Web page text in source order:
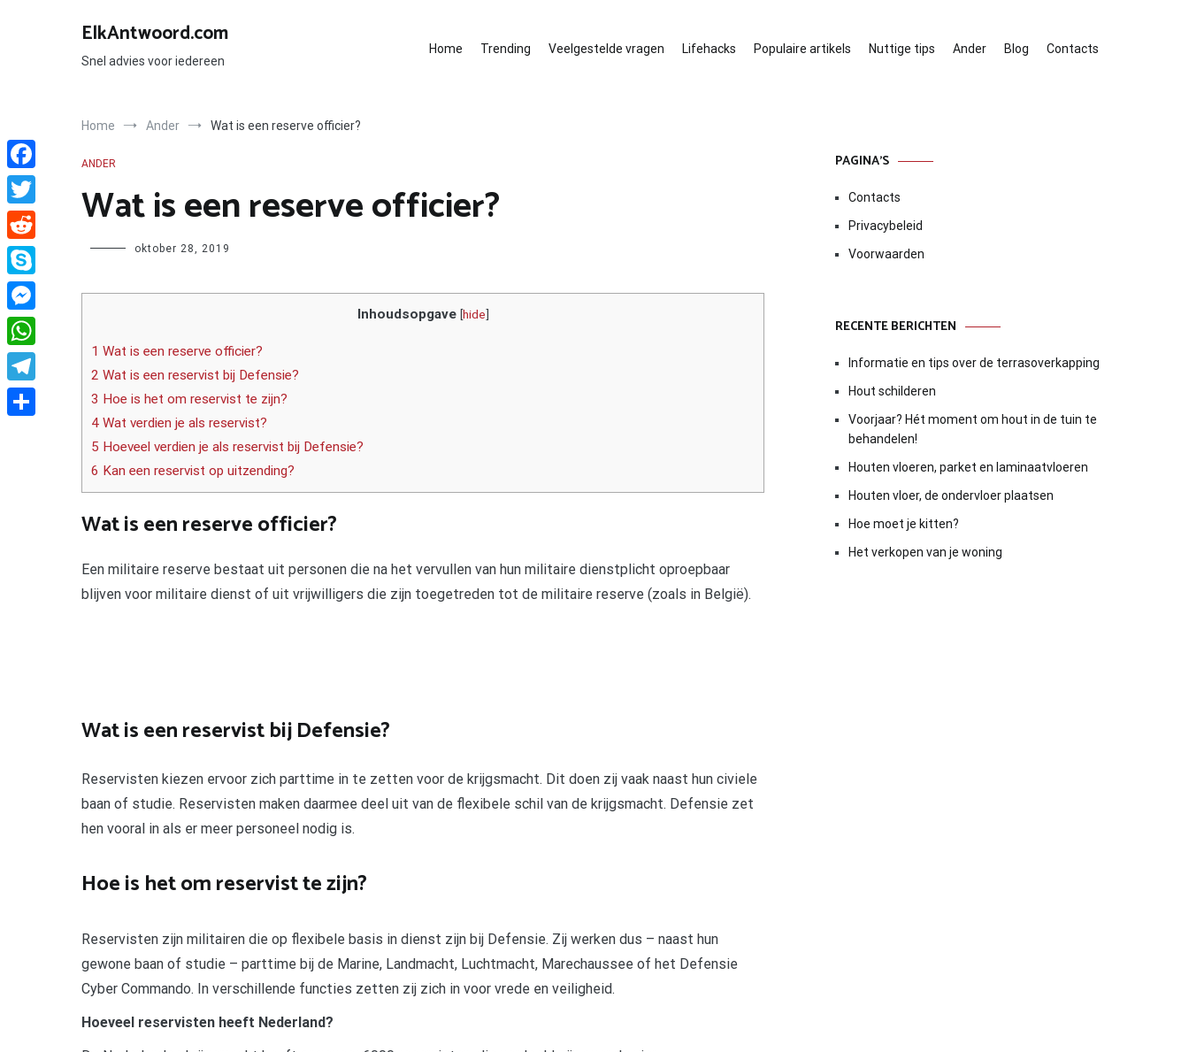
ElkAntwoord.com
Snel advies voor iedereen
Home Trending Veelgestelde vragen Lifehacks Populaire artikels Nuttige tips Ander Blog Contacts
Home Ander Wat is een reserve officier?
ANDER
Wat is een reserve officier?
Author oktober 28, 2019
Inhoudsopgave [hide]
1 Wat is een reserve officier?
2 Wat is een reservist bij Defensie?
3 Hoe is het om reservist te zijn?
4 Wat verdien je als reservist?
5 Hoeveel verdien je als reservist bij Defensie?
6 Kan een reservist op uitzending?
Wat is een reserve officier?
Een militaire reserve bestaat uit personen die na het vervullen van hun militaire dienstplicht oproepbaar
blijven voor militaire dienst of uit vrijwilligers die zijn toegetreden tot de militaire reserve (zoals in België).
Wat is een reservist bij Defensie?
Reservisten kiezen ervoor zich parttime in te zetten voor de krijgsmacht. Dit doen zij vaak naast hun civiele
baan of studie. Reservisten maken daarmee deel uit van de flexibele schil van de krijgsmacht. Defensie zet
hen vooral in als er meer personeel nodig is.
Hoe is het om reservist te zijn?
Reservisten zijn militairen die op flexibele basis in dienst zijn bij Defensie. Zij werken dus – naast hun
gewone baan of studie – parttime bij de Marine, Landmacht, Luchtmacht, Marechaussee of het Defensie
Cyber Commando. In verschillende functies zetten zij zich in voor vrede en veiligheid.
Hoeveel reservisten heeft Nederland?
PAGINA’S
Contacts
Privacybeleid
Voorwaarden
RECENTE BERICHTEN
Informatie en tips over de terrasoverkapping
Hout schilderen
Voorjaar? Hét moment om hout in de tuin te
behandelen!
Houten vloeren, parket en laminaatvloeren
Houten vloer, de ondervloer plaatsen
Hoe moet je kitten?
Het verkopen van je woning
Facebook
Twitter
Reddit
Skype
Messenger
WhatsApp
Telegram